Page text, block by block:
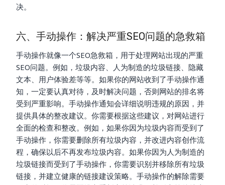
决。
六、手动操作：解决严重SEO问题的急救箱
手动操作就像一个SEO急救箱，用于处理网站出现的严重
SEO问题。例如，垃圾内容、人为制造的垃圾链接、隐藏
文本、用户体验差等等。如果你的网站收到了手动操作通
知，一定要认真对待，及时解决问题，否则网站的排名将
受到严重影响。手动操作通知会详细说明违规的原因，并
提供具体的整改建议。你需要根据这些建议，对网站进行
全面的检查和整改。例如，如果你因为垃圾内容而受到了
手动操作，你需要删除所有垃圾内容，并改进内容创作流
程，确保以后不再发布垃圾内容。如果你因为人为制造的
垃圾链接而受到了手动操作，你需要识别并移除所有垃圾
链接，并建立健康的链接建设策略。手动操作的解除需要